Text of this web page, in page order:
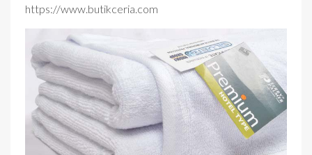
https://www.butikceria.com